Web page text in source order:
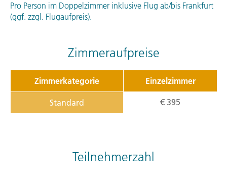
Pro Person im Doppelzimmer inklusive Flug ab/bis Frankfurt
(ggf. zzgl. Flugaufpreis).
Zimmeraufpreise
Zimmerkategorie Einzelzimmer
Standard € 395
Teilnehmerzahl